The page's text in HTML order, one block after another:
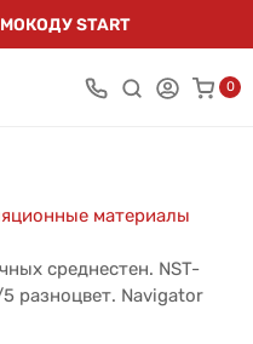
START
0
материалы
среднестен. NST-
разноцвет. Navigator